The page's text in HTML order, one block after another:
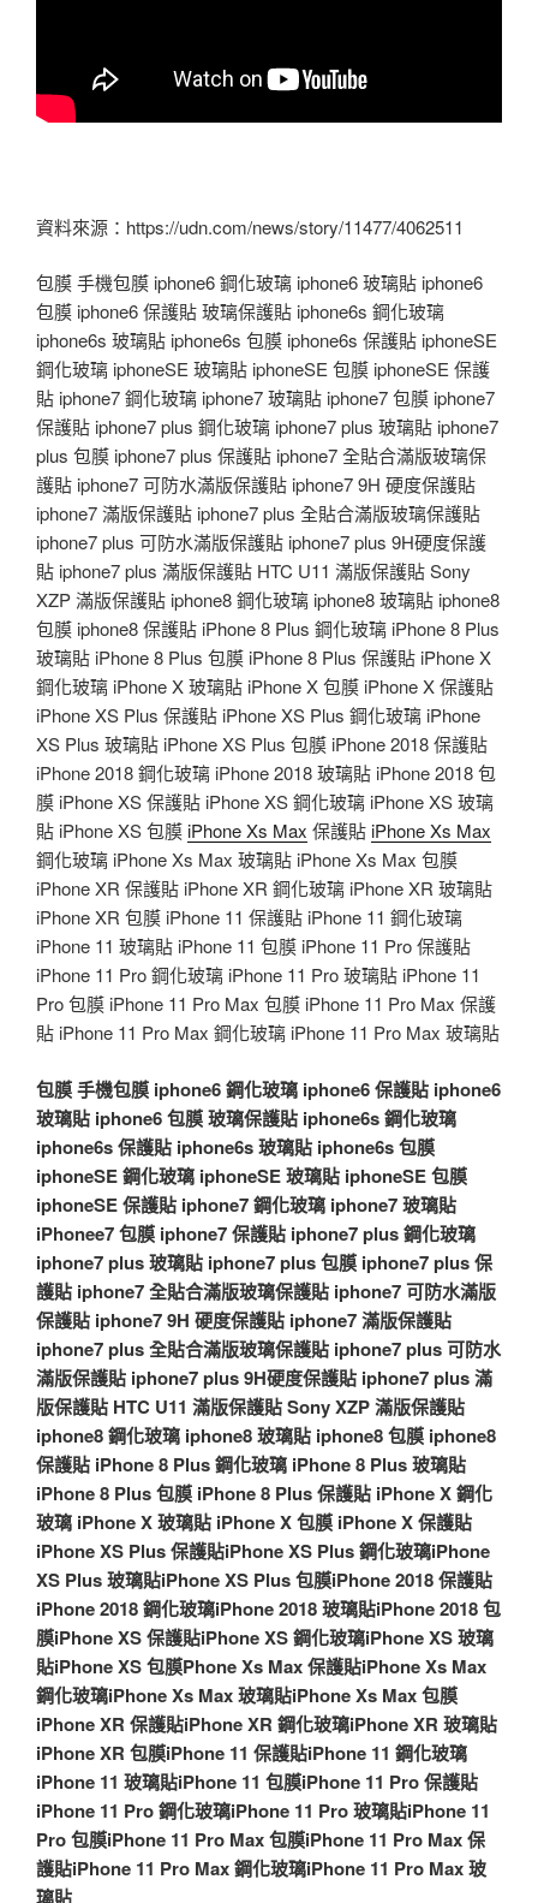
資料來源：https://udn.com/news/story/11477/4062511
包膜 手機包膜 iphone6 鋼化玻璃 iphone6 玻璃貼 iphone6
包膜 iphone6 保護貼 玻璃保護貼 iphone6s 鋼化玻璃
iphone6s 玻璃貼 iphone6s 包膜 iphone6s 保護貼 iphoneSE
鋼化玻璃 iphoneSE 玻璃貼 iphoneSE 包膜 iphoneSE 保護
貼 iphone7 鋼化玻璃 iphone7 玻璃貼 iphone7 包膜 iphone7
保護貼 iphone7 plus 鋼化玻璃 iphone7 plus 玻璃貼 iphone7
plus 包膜 iphone7 plus 保護貼 iphone7 全貼合滿版玻璃保
護貼 iphone7 可防水滿版保護貼 iphone7 9H 硬度保護貼
iphone7 滿版保護貼 iphone7 plus 全貼合滿版玻璃保護貼
iphone7 plus 可防水滿版保護貼 iphone7 plus 9H硬度保護
貼 iphone7 plus 滿版保護貼 HTC U11 滿版保護貼 Sony
XZP 滿版保護貼 iphone8 鋼化玻璃 iphone8 玻璃貼 iphone8
包膜 iphone8 保護貼 iPhone 8 Plus 鋼化玻璃 iPhone 8 Plus
玻璃貼 iPhone 8 Plus 包膜 iPhone 8 Plus 保護貼 iPhone X
鋼化玻璃 iPhone X 玻璃貼 iPhone X 包膜 iPhone X 保護貼
iPhone XS Plus 保護貼 iPhone XS Plus 鋼化玻璃 iPhone
XS Plus 玻璃貼 iPhone XS Plus 包膜 iPhone 2018 保護貼
iPhone 2018 鋼化玻璃 iPhone 2018 玻璃貼 iPhone 2018 包
膜 iPhone XS 保護貼 iPhone XS 鋼化玻璃 iPhone XS 玻璃
貼 iPhone XS 包膜iPhone Xs Max 保護貼iPhone Xs Max
鋼化玻璃 iPhone Xs Max 玻璃貼 iPhone Xs Max 包膜
iPhone XR 保護貼 iPhone XR 鋼化玻璃 iPhone XR 玻璃貼
iPhone XR 包膜 iPhone 11 保護貼 iPhone 11 鋼化玻璃
iPhone 11 玻璃貼 iPhone 11 包膜 iPhone 11 Pro 保護貼
iPhone 11 Pro 鋼化玻璃 iPhone 11 Pro 玻璃貼 iPhone 11
Pro 包膜 iPhone 11 Pro Max 包膜 iPhone 11 Pro Max 保護
貼 iPhone 11 Pro Max 鋼化玻璃 iPhone 11 Pro Max 玻璃貼
包膜手機包膜 iphone6 鋼化玻璃 iphone6 保護貼 iphone6
玻璃貼 iphone6 包膜玻璃保護貼 iphone6s 鋼化玻璃
iphone6s 保護貼 iphone6s 玻璃貼 iphone6s 包膜
iphoneSE 鋼化玻璃 iphoneSE 玻璃貼 iphoneSE 包膜
iphoneSE 保護貼 iphone7 鋼化玻璃 iphone7 玻璃貼
iPhonee7 包膜 iphone7 保護貼 iphone7 plus 鋼化玻璃
iphone7 plus 玻璃貼 iphone7 plus 包膜 iphone7 plus 保
護貼 iphone7 全貼合滿版玻璃保護貼 iphone7 可防水滿版
保護貼 iphone7 9H 硬度保護貼 iphone7 滿版保護貼
iphone7 plus 全貼合滿版玻璃保護貼 iphone7 plus 可防水
滿版保護貼 iphone7 plus 9H硬度保護貼 iphone7 plus 滿
版保護貼 HTC U11 滿版保護貼Sony XZP 滿版保護貼
iphone8 鋼化玻璃 iphone8 玻璃貼 iphone8 包膜 iphone8
保護貼 iPhone 8 Plus 鋼化玻璃 iPhone 8 Plus 玻璃貼
iPhone 8 Plus 包膜 iPhone 8 Plus 保護貼 iPhone X 鋼化
玻璃 iPhone X 玻璃貼 iPhone X 包膜 iPhone X 保護貼
iPhone XS Plus 保護貼iPhone XS Plus 鋼化玻璃iPhone
XS Plus 玻璃貼iPhone XS Plus 包膜iPhone 2018 保護貼
iPhone 2018 鋼化玻璃iPhone 2018 玻璃貼iPhone 2018 包
膜iPhone XS 保護貼iPhone XS 鋼化玻璃iPhone XS 玻璃
貼iPhone XS 包膜Phone Xs Max 保護貼iPhone Xs Max
鋼化玻璃iPhone Xs Max 玻璃貼iPhone Xs Max 包膜
iPhone XR 保護貼iPhone XR 鋼化玻璃iPhone XR 玻璃貼
iPhone XR 包膜iPhone 11 保護貼iPhone 11 鋼化玻璃
iPhone 11 玻璃貼iPhone 11 包膜iPhone 11 Pro 保護貼
iPhone 11 Pro 鋼化玻璃iPhone 11 Pro 玻璃貼iPhone 11
Pro 包膜iPhone 11 Pro Max 包膜iPhone 11 Pro Max 保
護貼iPhone 11 Pro Max 鋼化玻璃iPhone 11 Pro Max 玻
璃貼